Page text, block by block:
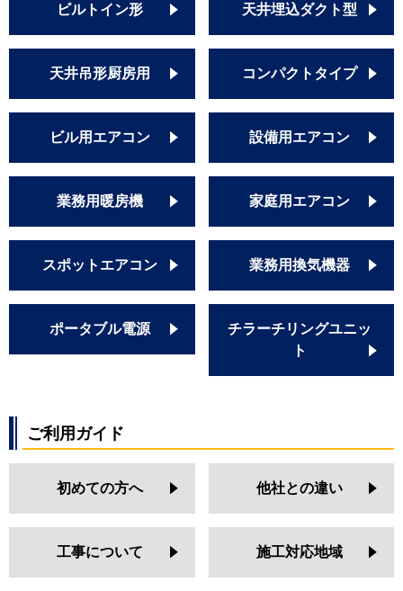
ビルトイン形 天井埋込ダクト型
天井吊形厨房用 コンパクトタイプ
ビル用エアコン 設備用エアコン
業務用暖房機 家庭用エアコン
スポットエアコン 業務用換気機器
ポータブル電源
チラーチリングユニッ
ト
ご利用ガイド
初めての方へ 他社との違い
工事について 施工対応地域